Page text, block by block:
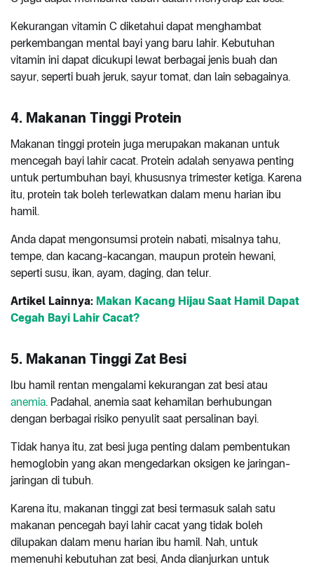
Kekurangan vitamin C diketahui dapat menghambat
perkembangan mental bayi yang baru lahir. Kebutuhan
vitamin ini dapat dicukupi lewat berbagai jenis buah dan
sayur, seperti buah jeruk, sayur tomat, dan lain sebagainya.
4. Makanan Tinggi Protein
Makanan tinggi protein juga merupakan makanan untuk
mencegah bayi lahir cacat. Protein adalah senyawa penting
untuk pertumbuhan bayi, khususnya trimester ketiga. Karena
itu, protein tak boleh terlewatkan dalam menu harian ibu
hamil.
Anda dapat mengonsumsi protein nabati, misalnya tahu,
tempe, dan kacang-kacangan, maupun protein hewani,
seperti susu, ikan, ayam, daging, dan telur.
Artikel Lainnya: Makan Kacang Hijau Saat Hamil Dapat
Cegah Bayi Lahir Cacat?
5. Makanan Tinggi Zat Besi
Ibu hamil rentan mengalami kekurangan zat besi atau
anemia. Padahal, anemia saat kehamilan berhubungan
dengan berbagai risiko penyulit saat persalinan bayi.
Tidak hanya itu, zat besi juga penting dalam pembentukan
hemoglobin yang akan mengedarkan oksigen ke jaringan-
jaringan di tubuh.
Karena itu, makanan tinggi zat besi termasuk salah satu
makanan pencegah bayi lahir cacat yang tidak boleh
dilupakan dalam menu harian ibu hamil. Nah, untuk
memenuhi kebutuhan zat besi, Anda dianjurkan untuk